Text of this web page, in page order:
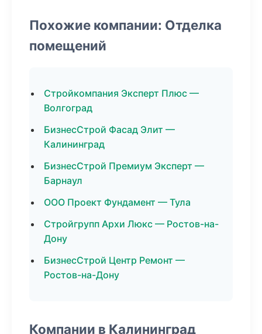
Похожие компании: Отделка
помещений
Стройкомпания Эксперт Плюс —
Волгоград
БизнесСтрой Фасад Элит —
Калининград
БизнесСтрой Премиум Эксперт —
Барнаул
ООО Проект Фундамент — Тула
Стройгрупп Архи Люкс — Ростов-на-
Дону
БизнесСтрой Центр Ремонт —
Ростов-на-Дону
Компании в Калининград